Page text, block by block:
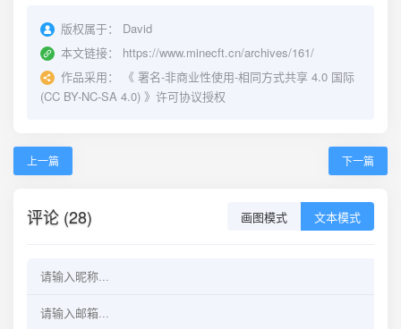
版权属于：
David
本文链接：
https://www.minecft.cn/archives/161/
作品采用：
《 署名-非商业性使用-相同方式共享 4.0 国际
(CC BY-NC-SA 4.0) 》许可协议授权
上一篇 下一篇
评论 (28) 画图模式 文本模式